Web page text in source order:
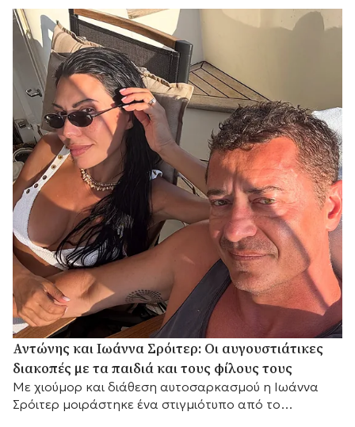
Αντώνης και Ιωάννα Σρόιτερ: Οι αυγουστιάτικες
διακοπές με τα παιδιά και τους φίλους τους
Με χιούμορ και διάθεση αυτοσαρκασμού η Ιωάννα
Σρόιτερ μοιράστηκε ένα στιγμιότυπο από το